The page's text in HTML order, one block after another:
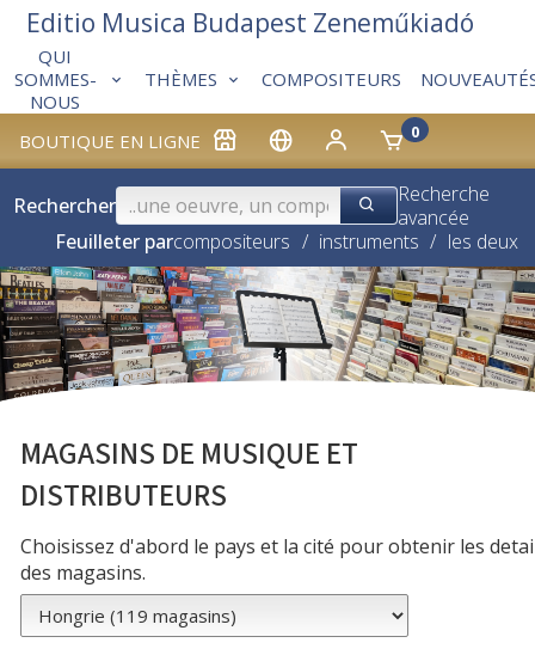
BOUTIQUE EN LIGNE 0
QUI
SOMMES-
NOUS
THÈMES COMPOSITEURS
Editio Musica Budapest Zeneműkiadó
Rechercher
Recherche
avancée
Feuilleter parcompositeurs / instruments / les deux
MAGASINS DE MUSIQUE ET
DISTRIBUTEURS
Choisissez d'abord le pays et la cité pour obtenir les
des magasins.